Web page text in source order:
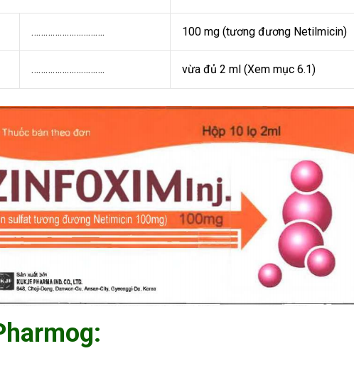
…………………………. 100 mg (tương đương Netilmicin)
…………………………. vừa đủ 2 ml (Xem mục 6.1)